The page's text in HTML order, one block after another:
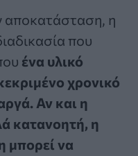
αποκατάσταση, η
που
ένα υλικό
χρονικό
Αν και η
κατανοητή, η
μπορεί να